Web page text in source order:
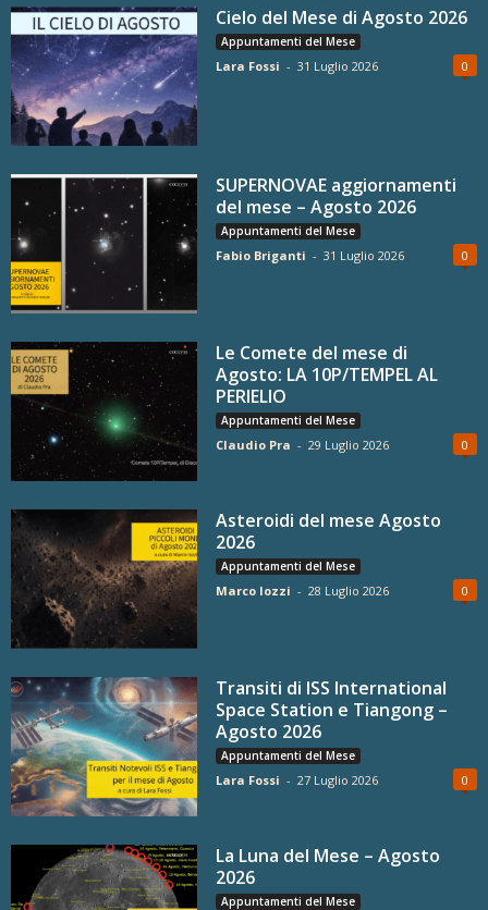
Cielo del Mese di Agosto 2026
Appuntamenti del Mese
Lara Fossi - 31 Luglio 2026 0
SUPERNOVAE aggiornamenti
del mese – Agosto 2026
Appuntamenti del Mese
Fabio Briganti - 31 Luglio 2026 0
Le Comete del mese di
Agosto: LA 10P/TEMPEL AL
PERIELIO
Appuntamenti del Mese
Claudio Pra - 29 Luglio 2026 0
Asteroidi del mese Agosto
2026
Appuntamenti del Mese
Marco Iozzi - 28 Luglio 2026 0
Transiti di ISS International
Space Station e Tiangong –
Agosto 2026
Appuntamenti del Mese
Lara Fossi - 27 Luglio 2026 0
La Luna del Mese – Agosto
2026
Appuntamenti del Mese